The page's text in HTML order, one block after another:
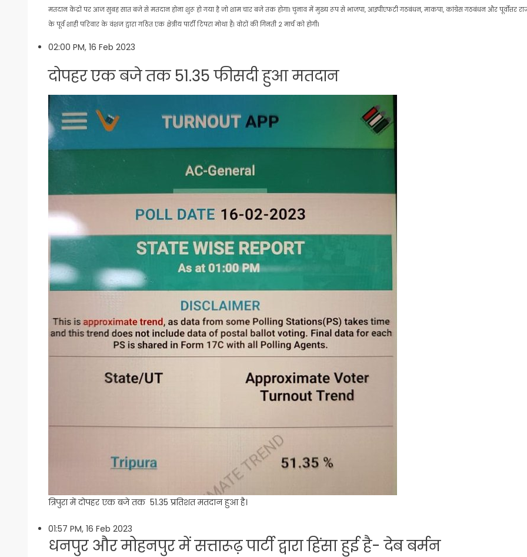
मतदान केंद्रों पर आज सुबह सात बजे से मतदान होना शुरू हो गया है जो शाम चार बजे तक होगा। चुनाव में मुख्य रूप से भाजपा, आइपीएफटी गठबंधन, माकपा, कांग्रेस गठबंधन और पूर्वोत्तर
के पूर्व शाही परिवार के वंशज द्वारा गठित एक क्षेत्रीय पार्टी टिपरा मोथा हैं। वोटों की गिनती 2 मार्च को होगी।
02:00 PM, 16 Feb 2023
दोपहर एक बजे तक 51.35 फीसदी हुआ मतदान
त्रिपुरा में दोपहर एक बजे तक 51.35 प्रतिशत मतदान हुआ है।
01:57 PM, 16 Feb 2023
धनपुर और मोहनपुर में सत्तारूढ़ पार्टी द्वारा हिंसा हुई है- देब बर्मन